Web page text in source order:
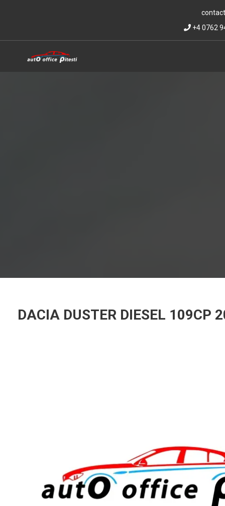
+4 0762
DACIA DUSTER DIESEL 109CP